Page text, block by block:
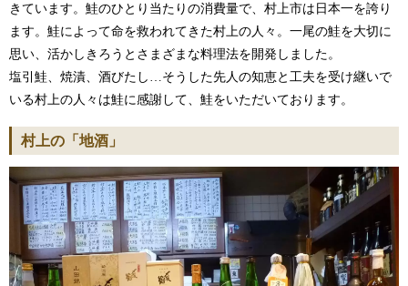
きています。鮭のひとり当たりの消費量で、村上市は日本一を誇り
ます。鮭によって命を救われてきた村上の人々。一尾の鮭を大切に
思い、活かしきろうとさまざまな料理法を開発しました。
塩引鮭、焼漬、酒びたし…そうした先人の知恵と工夫を受け継いで
いる村上の人々は鮭に感謝して、鮭をいただいております。
村上の「地酒」